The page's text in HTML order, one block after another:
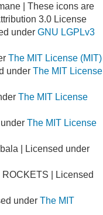
| These icons are
3.0 License
under GNU LGPLv3
The MIT License (MIT)
under The MIT License
The MIT License
The MIT License
| Licensed under
ROCKETS | Licensed
under The MIT